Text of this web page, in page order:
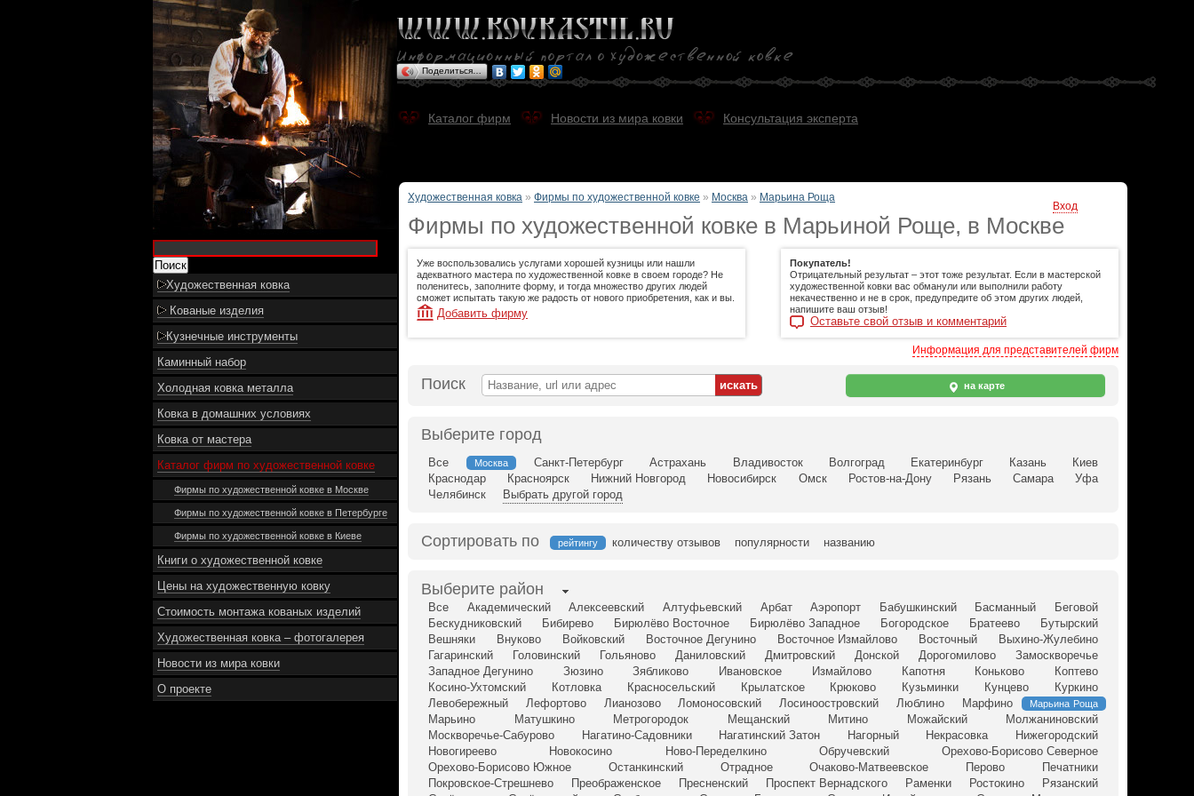
Художественная ковка
Кованые изделия
Кузнечные инструменты
Каминный набор
Холодная ковка металла
Ковка в домашних условиях
Ковка от мастера
Каталог фирм по художественной ковке
Фирмы по художественной ковке в Москве
Фирмы по художественной ковке в Петербурге
Фирмы по художественной ковке в Киеве
Книги о художественной ковке
Цены на художественную ковку
Стоимость монтажа кованых изделий
Художественная ковка – фотогалерея
Новости из мира ковки
О проекте
Поделиться…
Каталог фирм Новости из мира ковки Консультация эксперта
Художественная ковка » Фирмы по художественной ковке » Москва » Марьина Роща
Вход
Фирмы по художественной ковке в Марьиной Роще, в Москве
Уже воспользовались услугами хорошей кузницы или нашли
адекватного мастера по художественной ковке в своем городе? Не
поленитесь, заполните форму, и тогда множество других людей
сможет испытать такую же радость от нового приобретения, как и вы.
Добавить фирму
Покупатель!
Отрицательный результат – этот тоже результат. Если в мастерской
художественной ковки вас обманули или выполнили работу
некачественно и не в срок, предупредите об этом других людей,
напишите ваш отзыв!
Оставьте свой отзыв и комментарий
Информация для представителей фирм
Поиск на карте
Выберите город
Все Москва Санкт-Петербург Астрахань Владивосток Волгоград Екатеринбург Казань
Киев
Краснодар
Красноярск Нижний Новгород Новосибирск Омск Ростов-на-Дону Рязань Самара
Уфа
Челябинск
Выбрать другой город
Сортировать по рейтингу количеству отзывов популярности названию
Выберите район
Все Академический Алексеевский Алтуфьевский Арбат Аэропорт Бабушкинский Басманный
Беговой
Бескудниковский
Бибирево Бирюлёво Восточное Бирюлёво Западное Богородское Братеево
Бутырский
Вешняки
Внуково Войковский Восточное Дегунино Восточное Измайлово Восточный
Выхино-Жулебино
Гагаринский
Головинский Гольяново Даниловский Дмитровский Донской Дорогомилово
Замоскворечье
Западное Дегунино
Зюзино Зябликово Ивановское Измайлово Капотня Коньково
Коптево
Косино-Ухтомский
Котловка Красносельский Крылатское Крюково Кузьминки Кунцево
Куркино
Левобережный
Лефортово Лианозово Ломоносовский Лосиноостровский Люблино Марфино Марьина Роща
Марьино Матушкино Метрогородок Мещанский Митино Можайский
Молжаниновский
Москворечье-Сабурово
Нагатино-Садовники Нагатинский Затон Нагорный Некрасовка
Нижегородский
Новогиреево
Новокосино Ново-Переделкино Обручевский
Орехово-Борисово Северное
Орехово-Борисово Южное
Останкинский Отрадное Очаково-Матвеевское Перово
Печатники
Покровское-Стрешнево
Преображенское Пресненский Проспект Вернадского Раменки Ростокино
Рязанский